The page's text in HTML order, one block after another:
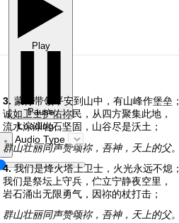
Play
Pause
Loading…
Audio Type
3. 蒙祢带领平安到山中，有山峰作堡垒；
诚如卫士护佑祢民，从四方聚集此地，
流水淙淙岩石坚固，山谷尽是沃土；
群山壮丽同声赞颂祢，吾神，天上的父。
4.我们是烽火塔上卫士，火光永远不熄；
我们是祭坛上守兵，伫立宁静夜空里，
岩石涌出无限勇气，因祢的杖打击；
群山壮丽同声赞颂祢，吾神，天上的父。